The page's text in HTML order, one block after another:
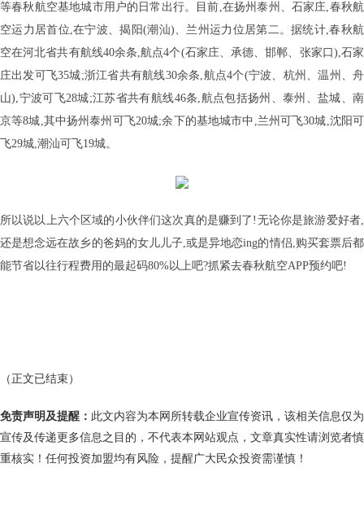
等春秋航空基地城市用户的日常出行。目前,在扬州泰州、石家庄,春秋航
空运力居首位,在宁波、揭阳(潮汕)、兰州运力位居第二。据统计,春秋航
空在河北省共有航线40余条,航点4个(石家庄、承德、邯郸、张家口),石家
庄出发可飞35城;浙江省共有航线30余条,航点4个(宁波、杭州、温州、舟
山),宁波可飞28城;江苏省共有航线46条,航点包括扬州、泰州、盐城、南
京等8城,其中扬州泰州可飞20城;余下的基地城市中,兰州可飞30城,沈阳可
飞29城,潮汕可飞19城。
所以说以上六个区域的小伙伴们这次真的是赚到了!无论你是旅游爱好者,
还是想念远在故乡的爸妈的女儿儿子,或是异地恋ing的情侣,购买套票后都
能节省以往行程费用的最起码80%以上吧?抓紧去春秋航空APP预约吧!
（正文已结束）
免责声明及提醒： 此文内容为本网所转载企业宣传资讯，该相关信息仅为
宣传及传递更多信息之目的，不代表本网站观点，文章真实性请浏览者慎
重核实！任何投资加盟均有风险，提醒广大民众投资需谨慎！